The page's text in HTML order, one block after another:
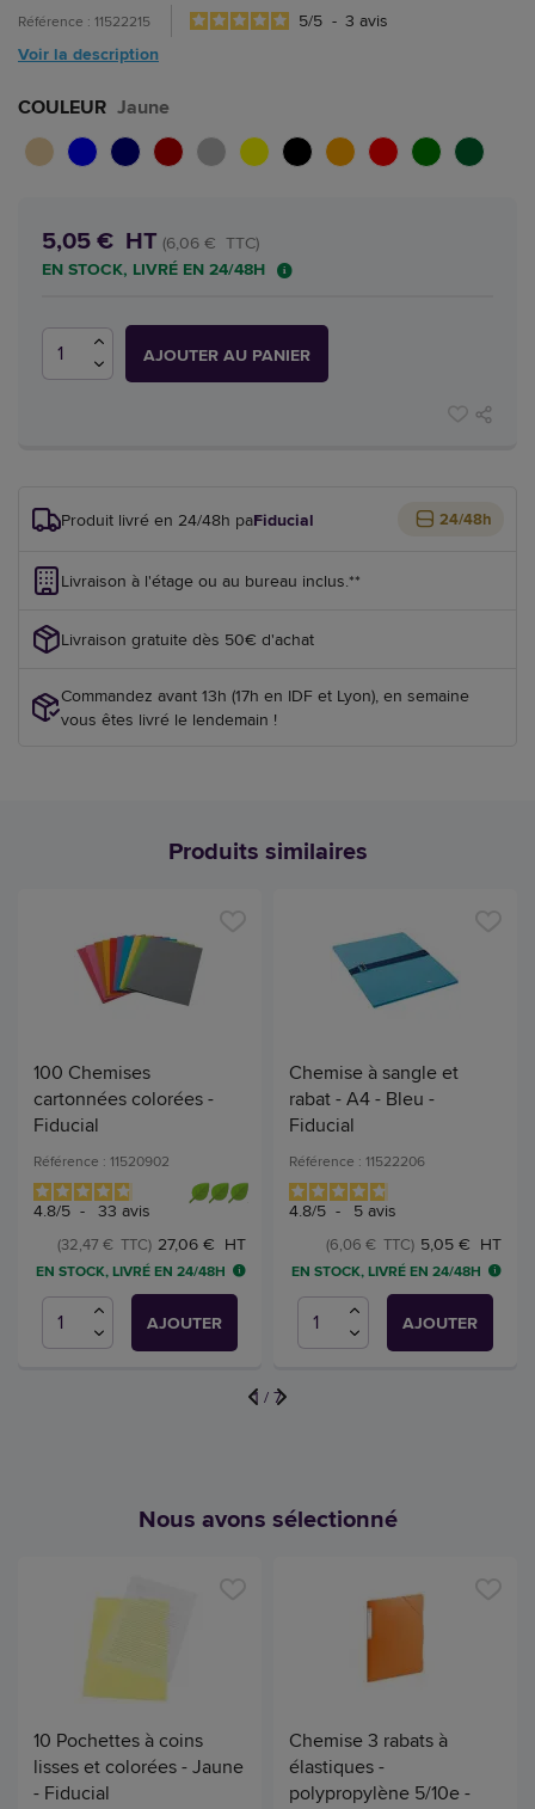
Référence : 11522215 5/5 - 3 avis
Voir la description
COULEUR Jaune
5,05 € HT (6,06 € TTC)
EN STOCK, LIVRÉ EN 24/48H
AJOUTER AU PANIER
Produit livré en 24/48h parFiducial 24/48h
Livraison à l'étage ou au bureau inclus.**
Livraison gratuite dès 50€ d'achat
Commandez avant 13h (17h en IDF et Lyon), en semaine
vous êtes livré le lendemain !
Produits similaires
100 Chemises
cartonnées colorées -
Fiducial
Référence : 11520902
4.8/5 - 33 avis
27,06 € HT
(32,47 € TTC)
EN STOCK, LIVRÉ EN 24/48H
AJOUTER
Chemise à sangle et
rabat - A4 - Bleu -
Fiducial
Référence : 11522206
4.8/5 - 5 avis
5,05 € HT
(6,06 € TTC)
EN STOCK, LIVRÉ EN 24/48H
AJOUTER
1 / 7
Nous avons sélectionné
10 Pochettes à coins
lisses et colorées - Jaune
- Fiducial
Chemise 3 rabats à
élastiques -
polypropylène 5/10e -